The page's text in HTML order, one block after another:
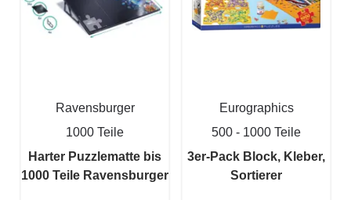
Ravensburger
1000 Teile
Harter Puzzlematte bis
1000 Teile Ravensburger
Eurographics
500 - 1000 Teile
3er-Pack Block, Kleber,
Sortierer